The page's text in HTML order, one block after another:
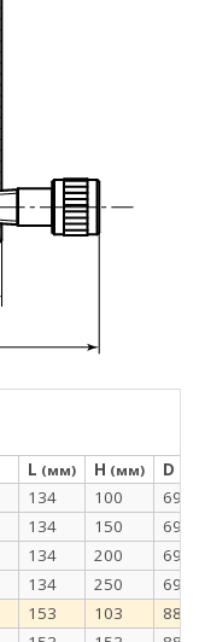
L (мм) H (мм) D
134 100 69
134 150 69
134 200 69
134 250 69
153 103 88